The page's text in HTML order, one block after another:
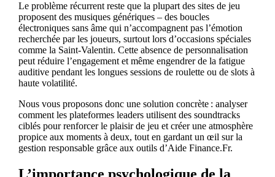
Le problème récurrent reste que la plupart des sites de jeu
proposent des musiques génériques – des boucles
électroniques sans âme qui n’accompagnent pas l’émotion
recherchée par les joueurs, surtout lors d’occasions spéciales
comme la Saint‑Valentin. Cette absence de personnalisation
peut réduire l’engagement et même engendrer de la fatigue
auditive pendant les longues sessions de roulette ou de slots à
haute volatilité.
Nous vous proposons donc une solution concrète : analyser
comment les plateformes leaders utilisent des soundtracks
ciblés pour renforcer le plaisir de jeu et créer une atmosphère
propice aux moments à deux, tout en gardant un œil sur la
gestion responsable grâce aux outils d’Aide Finance.Fr.